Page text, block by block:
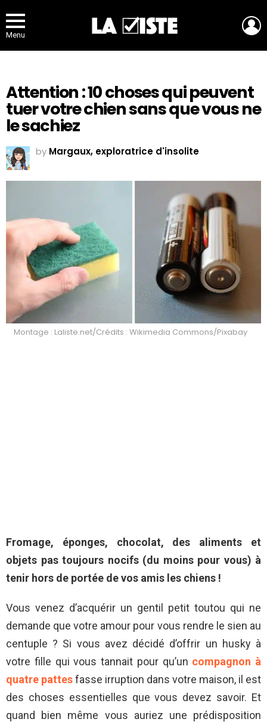
Menu
Attention : 10 choses qui peuvent
tuer votre chien sans que vous ne
le sachiez
by Margaux, exploratrice d'insolite
Montage : Laliste.net/Crédits : Wikimedia Commons/Pixabay
Fromage, éponges, chocolat, des aliments et
objets pas toujours nocifs (du moins pour vous) à
tenir hors de portée de vos amis les chiens !
Vous venez d’acquérir un gentil petit toutou qui ne
demande que votre amour pour vous rendre le sien au
centuple ? Si vous avez décidé d’offrir un husky à
votre fille qui vous tannait pour qu’un compagnon à
quatre pattesfasse irruption dans votre maison, il est
des choses essentielles que vous devez savoir. Et
quand bien même vous auriez une prédisposition